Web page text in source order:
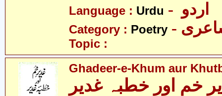
Language : Urdu
Category : Poetry
Topic :
Ghadeer-e-Khum aur
خم اور خطبہ غدیر